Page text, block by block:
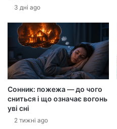
н
у
а
р
е
с
у
3 дні ago
Сонник: пожежа — до чого
сниться і що означає вогонь
уві сні
2 тижні ago